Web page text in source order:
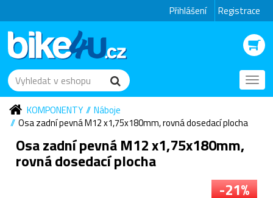
Přihlášení Registrace
KOMPONENTY
Náboje
Osa zadní pevná M12 x1,75x180mm, rovná dosedací plocha
Osa zadní pevná M12 x1,75x180mm,
rovná dosedací plocha
-21%